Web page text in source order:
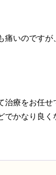
痛いのですが
治療をお任せ
でかなり良く